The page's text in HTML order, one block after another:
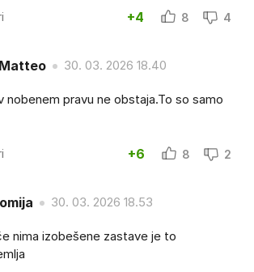
+4 8 4
30. 03. 2026 18.40
nobenem pravu ne obstaja.To so samo
+6 8 2
30. 03. 2026 18.53
nima izobešene zastave je to